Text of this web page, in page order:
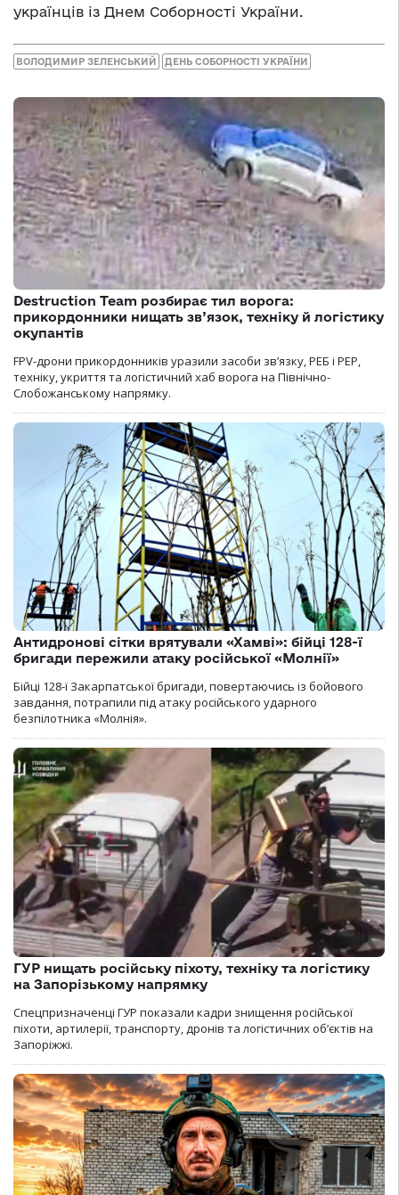
українців із Днем Соборності України.
ВОЛОДИМИР ЗЕЛЕНСЬКИЙ ДЕНЬ СОБОРНОСТІ УКРАЇНИ
Destruction Team розбирає тил ворога:
прикордонники нищать зв’язок, техніку й логістику
окупантів
FPV-дрони прикордонників уразили засоби зв’язку, РЕБ і РЕР,
техніку, укриття та логістичний хаб ворога на Північно-
Слобожанському напрямку.
Антидронові сітки врятували «Хамві»: бійці 128-ї
бригади пережили атаку російської «Молнії»
Бійці 128-ї Закарпатської бригади, повертаючись із бойового
завдання, потрапили під атаку російського ударного
безпілотника «Молнія».
ГУР нищать російську піхоту, техніку та логістику
на Запорізькому напрямку
Спецпризначенці ГУР показали кадри знищення російської
піхоти, артилерії, транспорту, дронів та логістичних об’єктів на
Запоріжжі.